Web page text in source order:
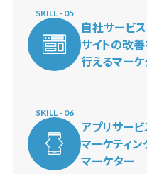
SKILL - 05
自社サービス
サイトの改
行えるマーケ
SKILL - 06
アプリサービ
マーケティ
マーケター